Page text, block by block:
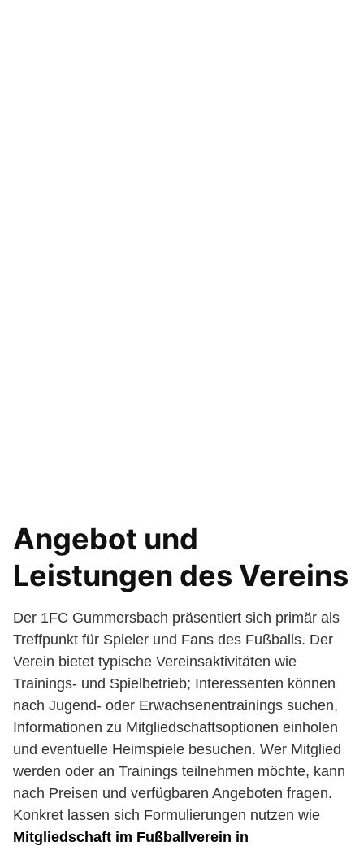
Angebot und
Leistungen des Vereins
Der 1FC Gummersbach präsentiert sich primär als
Treffpunkt für Spieler und Fans des Fußballs. Der
Verein bietet typische Vereinsaktivitäten wie
Trainings- und Spielbetrieb; Interessenten können
nach Jugend- oder Erwachsenentrainings suchen,
Informationen zu Mitgliedschaftsoptionen einholen
und eventuelle Heimspiele besuchen. Wer Mitglied
werden oder an Trainings teilnehmen möchte, kann
nach Preisen und verfügbaren Angeboten fragen.
Konkret lassen sich Formulierungen nutzen wie
Mitgliedschaft im Fußballverein in